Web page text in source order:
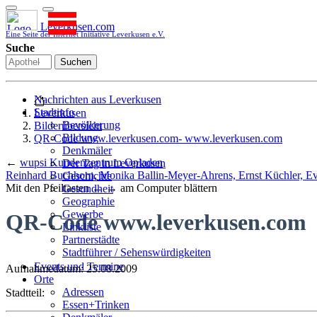
Leverkusen.com
Eine Seite der Internet Initiative Leverkusen e.V.
Suche
Suchen
Nachrichten aus Leverkusen
Stadtinfo
Bevölkerung
Bildung
Denkmäler
Der Tag in Leverkusen
Geschichte
Gesundheit
Geographie
Gewerbe
Linkliste
Partnerstädte
Stadtführer / Sehenswürdigkeiten
Stadtplan
Sport
Who is who
Events und Termine
Orte
Adressen
Essen+Trinken
Leverkusen
Bilderübersicht
QR-Code www.leverkusen.com- www.leverkusen.com
← wupsi Kundenzentrum Opladen
Reinhard Buchhorn, Monika Ballin-Meyer-Ahrens, Ernst Küchler,
Mit den Pfeiltasten ← → am Computer blättern
QR-Code www.leverkusen.com
Aufnahmedatum: 25.08.2009
Stadtteil: